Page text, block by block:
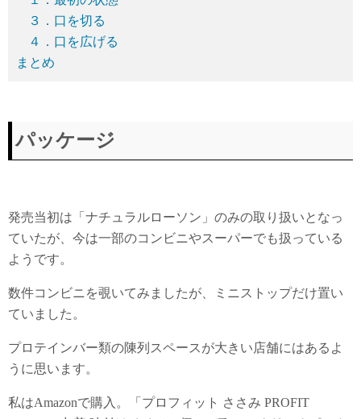
３．口を切る
４．口を広げる
まとめ
パッケージ
発売当初は「ナチュラルローソン」のみの取り扱いとなっ
ていたが、今は一部のコンビニやスーパーでも扱っている
ようです。
数件コンビニを覗いてみましたが、ミニストップだけ置い
ていました。
プロテインバー類の陳列スペースが大きい店舗にはあるよ
うに思います。
私はAmazonで購入。「プロフィット ささみ PROFIT